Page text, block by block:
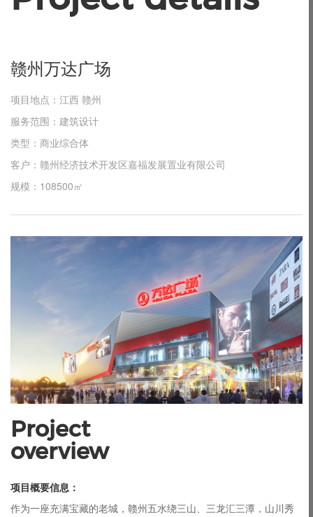
赣州万达广场
项目地点：江西 赣州
服务范围：建筑设计
类型：商业综合体
客户：赣州经济技术开发区嘉福发展置业有限公司
规模：108500㎡
Project
overview
项目概要信息：
作为一座充满宝藏的老城，赣州五水绕三山、三龙汇三潭，山川秀